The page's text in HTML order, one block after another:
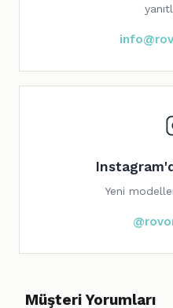
Yeni
Müşteri Yorumları